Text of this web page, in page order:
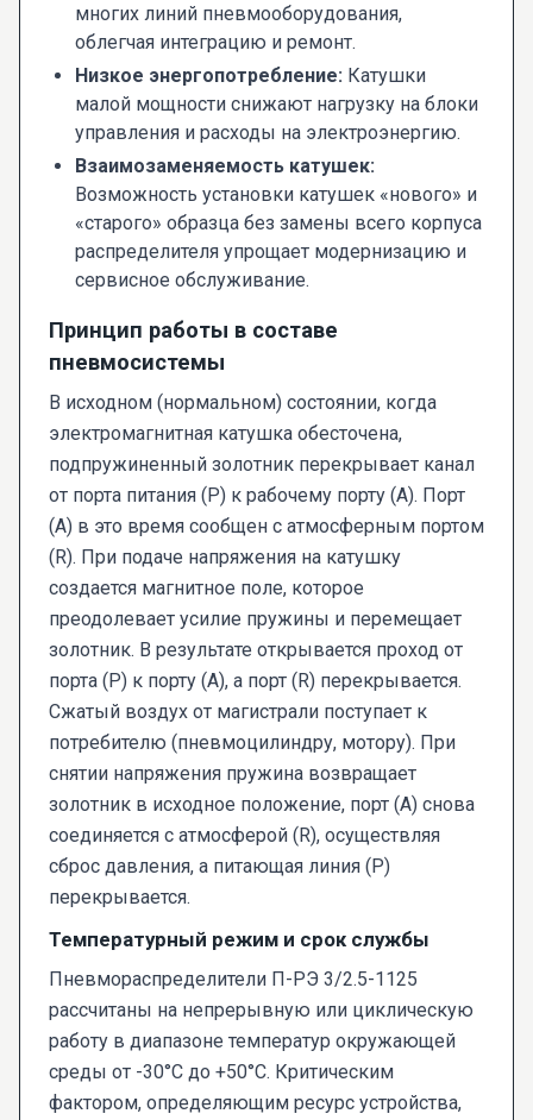
многих линий пневмооборудования,
облегчая интеграцию и ремонт.
Низкое энергопотребление: Катушки
малой мощности снижают нагрузку на блоки
управления и расходы на электроэнергию.
Взаимозаменяемость катушек:
Возможность установки катушек «нового» и
«старого» образца без замены всего корпуса
распределителя упрощает модернизацию и
сервисное обслуживание.
Принцип работы в составе
пневмосистемы
В исходном (нормальном) состоянии, когда
электромагнитная катушка обесточена,
подпружиненный золотник перекрывает канал
от порта питания (P) к рабочему порту (A). Порт
(A) в это время сообщен с атмосферным портом
(R). При подаче напряжения на катушку
создается магнитное поле, которое
преодолевает усилие пружины и перемещает
золотник. В результате открывается проход от
порта (P) к порту (A), а порт (R) перекрывается.
Сжатый воздух от магистрали поступает к
потребителю (пневмоцилиндру, мотору). При
снятии напряжения пружина возвращает
золотник в исходное положение, порт (A) снова
соединяется с атмосферой (R), осуществляя
сброс давления, а питающая линия (P)
перекрывается.
Температурный режим и срок службы
Пневмораспределители П-РЭ 3/2.5-1125
рассчитаны на непрерывную или циклическую
работу в диапазоне температур окружающей
среды от -30°C до +50°C. Критическим
фактором, определяющим ресурс устройства,